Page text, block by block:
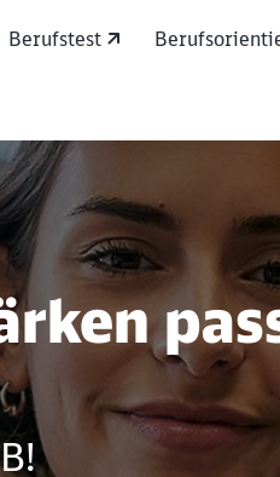
Berufstest